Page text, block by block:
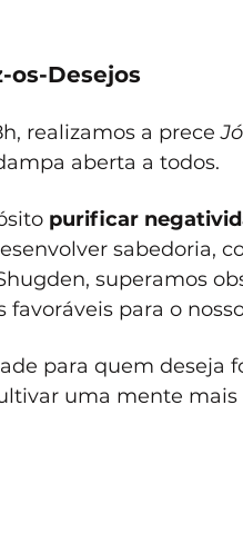
os-Desejos
realizamos a prece
aberta a todos.
purificar
sabedoria,
superamos
para o
para quem deseja
uma mente mais